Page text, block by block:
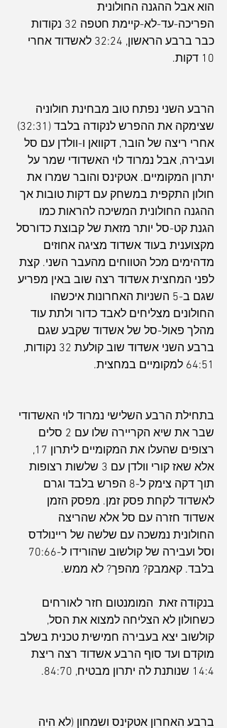
הוא אבל ההגנה החולונית
הפריכה-עד-לא-קיימת חטפה 32 נקודות
כבר ברבע הראשון, 32:24 לאשדוד אחרי
10 דקות.
הרבע השני נפתח טוב מבחינת חולוניה
שצימקה את ההפרש לנקודה בלבד (32:31)
אחרי ריצה של הובר, דקוואן ו-וולדן עם סל
ועבירה, אבל נמרוד לוי האשדודי שמר על
יתרון המקומיים. אטקינס והובר שמרו את
חולון התקפית במשחק עם דקות טובות אך
ההגנה החולונית המשיכה להראות כמו
הגנת קט-סל יותר מזאת של קבוצת כדורסל
מקצוענית בעוד אשדוד מציגה אחוזים
מדהימים מכל הטווחים מהעבר השני. קצת
לפני המחצית אשדוד רצה שוב באין מפריע
שגם ב-5 השניות האחרונות איכשהו
החולונים מצליחים לאבד כדור ולתת עוד
מהלך פאול-סל של אשדוד שקבע שגם
ברבע השני אשדוד שוב קולעת 32 נקודות,
64:51 למקומיים במחצית.
בתחילת הרבע השלישי נמרוד לוי האשדודי
שבר את שיא הקריירה שלו עם 2 סלים
רצופים שהעלו את המקומיים ליתרון 17,
אלא שאז קורי וולדן עם 3 שלשות רצופות
תוך דקה צימק ל-8 הפרש בלבד וגרם
לאשדוד לקחת פסק זמן. מפסק הזמן
אשדוד חזרה עם סל אלא שהריצה
החולונית נמשכה עם שלשה של ריינולדס
בלבד. קאמבק? מהפך? לא ממש.
בנקודה זאת  המומנטום חזר לאורחים
כשחולון לא הצליחה למצוא את הסל,
קולשוב יצא בעבירה חמישית טכנית בשלב
מוקדם ועד סוף הרבע אשדוד רצה ריצת
14:4 שנותנת לה יתרון מבטיח, 84:70.
ברבע האחרון אטקינס ושמחון (לא היה